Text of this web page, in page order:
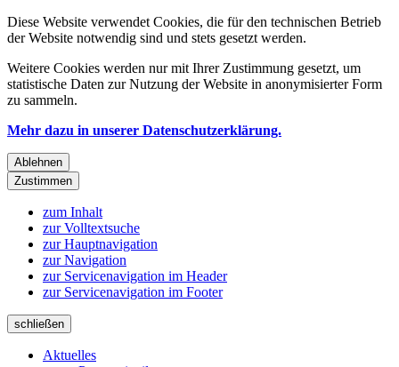
Diese Website verwendet Cookies, die für den technischen Betrieb
der Website notwendig sind und stets gesetzt werden.
Weitere Cookies werden nur mit Ihrer Zustimmung gesetzt, um
statistische Daten zur Nutzung der Website in anonymisierter Form
zu sammeln.
Mehr dazu in unserer Datenschutzerklärung.
Ablehnen
Zustimmen
zum Inhalt
zur Volltextsuche
zur Hauptnavigation
zur Navigation
zur Servicenavigation im Header
zur Servicenavigation im Footer
schließen
Aktuelles